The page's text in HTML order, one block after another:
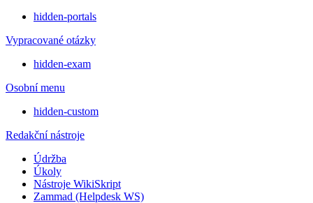
hidden-portals
Vypracované otázky
hidden-exam
Osobní menu
hidden-custom
Redakční nástroje
Údržba
Úkoly
Nástroje WikiSkript
Zammad (Helpdesk WS)